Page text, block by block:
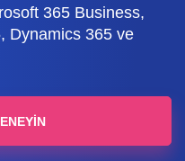
365 Business,
Dynamics 365 ve